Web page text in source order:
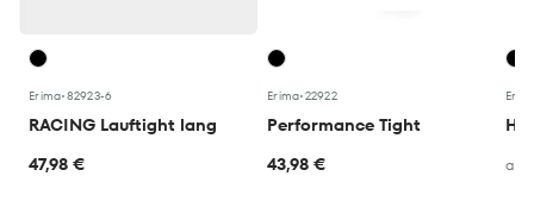
Erima•82923-6
RACING Lauftight lang
47,98 €
Erima•22922
Performance Tight
43,98 €
ab